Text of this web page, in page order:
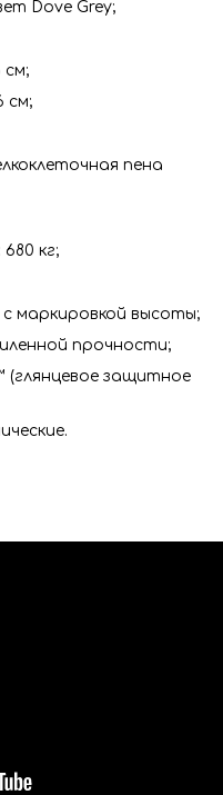
Dove Grey;
см;
см;
пена
кг;
маркировкой высоты;
прочности;
(глянцевое защитное